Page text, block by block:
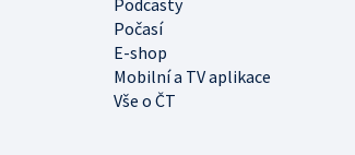
Podcasty
Počasí
E-shop
Mobilní a TV aplikace
Vše o ČT